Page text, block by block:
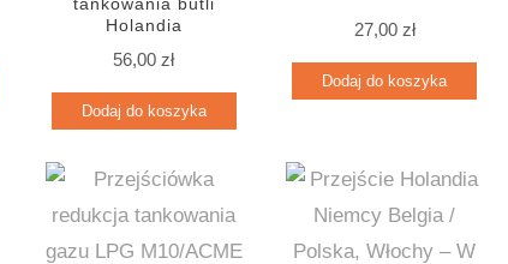
tankowania butli
Holandia
56,00zł
Dodaj do koszyka
27,00 zł
Dodaj do koszyka